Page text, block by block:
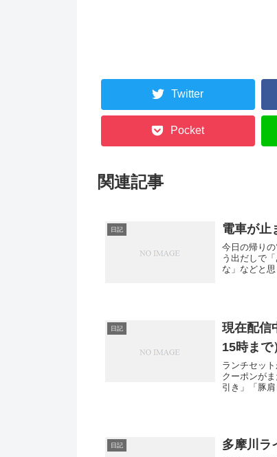
Twitter
Pocket
関連記事
日記 電車が止
今日の帰り
う出だしで
な」などと
日記
現在配信
15時まで
ランチセッ
クーポンが
引き」「豚
日記 多摩川ラ